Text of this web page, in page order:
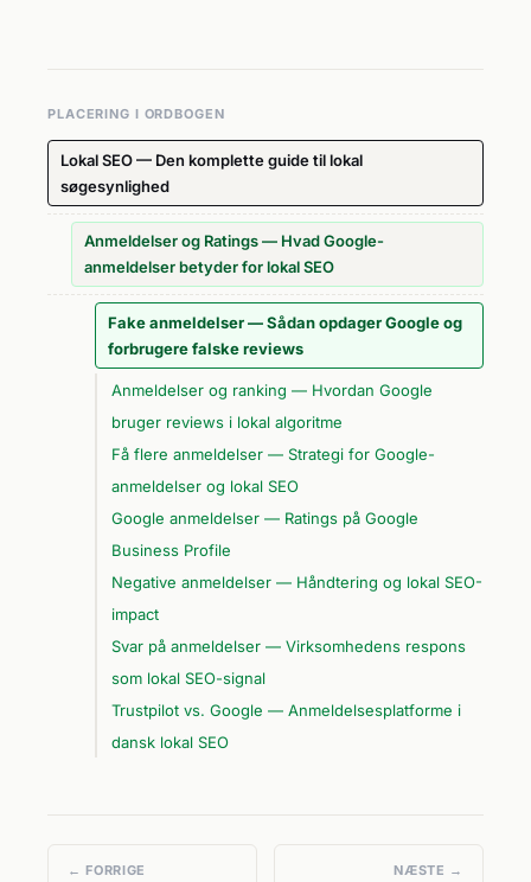
PLACERING I ORDBOGEN
Lokal SEO — Den komplette guide til lokal
søgesynlighed
Anmeldelser og Ratings — Hvad Google-
anmeldelser betyder for lokal SEO
Fake anmeldelser — Sådan opdager Google og
forbrugere falske reviews
Anmeldelser og ranking — Hvordan Google
bruger reviews i lokal algoritme
Få flere anmeldelser — Strategi for Google-
anmeldelser og lokal SEO
Google anmeldelser — Ratings på Google
Business Profile
Negative anmeldelser — Håndtering og lokal SEO-
impact
Svar på anmeldelser — Virksomhedens respons
som lokal SEO-signal
Trustpilot vs. Google — Anmeldelsesplatforme i
dansk lokal SEO
← FORRIGE NÆSTE →